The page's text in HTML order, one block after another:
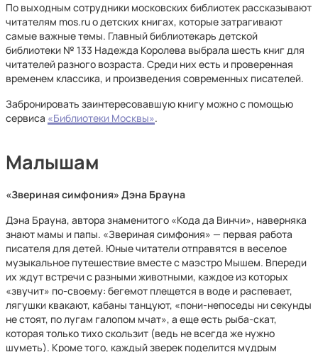
По выходным сотрудники московских библиотек рассказывают
читателям mos.ru о детских книгах, которые затрагивают
самые важные темы. Главный библиотекарь детской
библиотеки № 133 Надежда Королева выбрала шесть книг для
читателей разного возраста. Среди них есть и проверенная
временем классика, и произведения современных писателей.
Забронировать заинтересовавшую книгу можно с помощью
сервиса «Библиотеки Москвы».
Малышам
«Звериная симфония» Дэна Брауна
Дэна Брауна, автора знаменитого «Кода да Винчи», наверняка
знают мамы и папы. «Звериная симфония» — первая работа
писателя для детей. Юные читатели отправятся в веселое
музыкальное путешествие вместе с маэстро Мышем. Впереди
их ждут встречи с разными животными, каждое из которых
«звучит» по-своему: бегемот плещется в воде и распевает,
лягушки квакают, кабаны танцуют, «пони-непоседы ни секунды
не стоят, по лугам галопом мчат», а еще есть рыба-скат,
которая только тихо скользит (ведь не всегда же нужно
шуметь). Кроме того, каждый зверек поделится мудрым